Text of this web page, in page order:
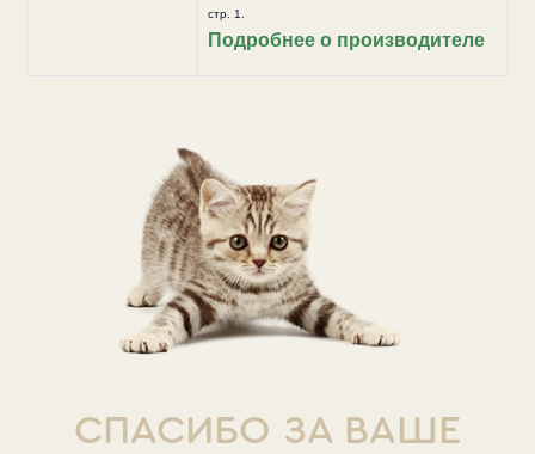
стр. 1.
Подробнее о производителе
СПАСИБО ЗА ВАШЕ